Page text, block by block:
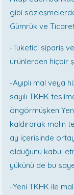
gibi
Gümrük ve Ticaret
-Tüketici sipariş
ürünlerden hiçbir
-Ayıplı mal veya
sayılı TKHK
öngörmüşken
kaldırarak malın
ay içerisinde
olduğunu kabul
yükünü de bu
-Yeni TKHK ile